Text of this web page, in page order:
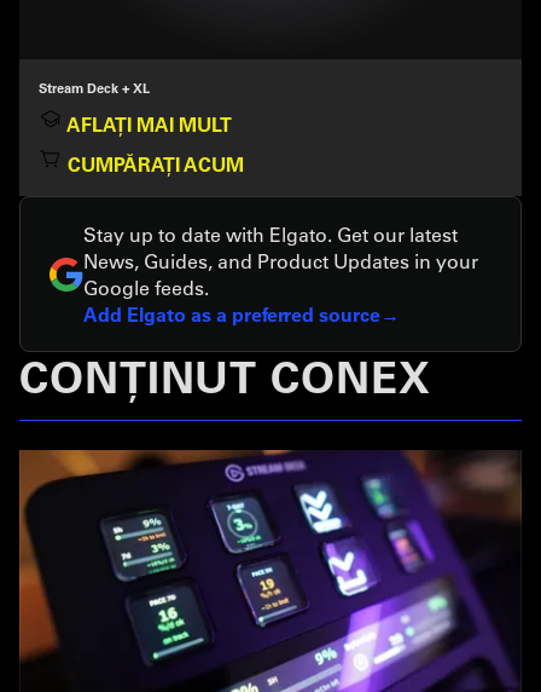
Stream Deck + XL
AFLAȚI MAI MULT
CUMPĂRAȚI ACUM
Stay up to date with Elgato. Get our latest
News, Guides, and Product Updates in your
Google feeds.
Add Elgato as a preferred source
CONȚINUT CONEX